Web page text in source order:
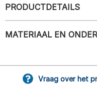
PRODUCTDETAILS
MATERIAAL EN
Vraag over het